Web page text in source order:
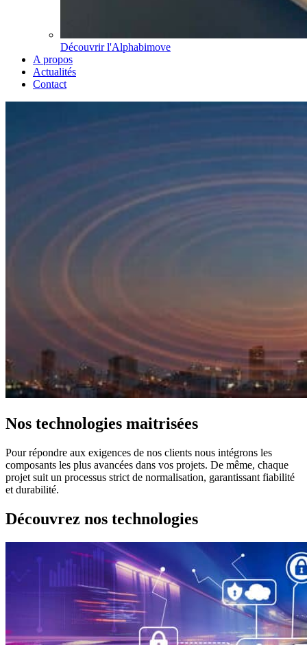
Découvrir l'Alphabimove
A propos
Actualités
Contact
Nos technologies maitrisées
Pour répondre aux exigences de nos clients nous intégrons les
composants les plus avancées dans vos projets. De même, chaque
projet suit un processus strict de normalisation, garantissant fiabilité
et durabilité.
Découvrez nos technologies